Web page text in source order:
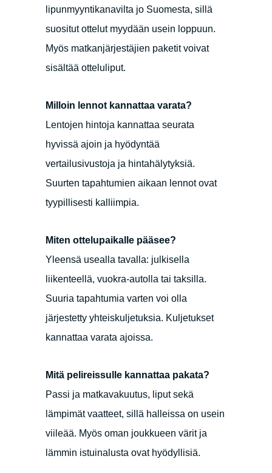
lipunmyyntikanavilta jo Suomesta, sillä
suositut ottelut myydään usein loppuun.
Myös matkanjärjestäjien paketit voivat
sisältää otteluliput.
Milloin lennot kannattaa varata?
Lentojen hintoja kannattaa seurata
hyvissä ajoin ja hyödyntää
vertailusivustoja ja hintahälytyksiä.
Suurten tapahtumien aikaan lennot ovat
tyypillisesti kalliimpia.
Miten ottelupaikalle pääsee?
Yleensä usealla tavalla: julkisella
liikenteellä, vuokra-autolla tai taksilla.
Suuria tapahtumia varten voi olla
järjestetty yhteiskuljetuksia. Kuljetukset
kannattaa varata ajoissa.
Mitä pelireissulle kannattaa pakata?
Passi ja matkavakuutus, liput sekä
lämpimät vaatteet, sillä halleissa on usein
viileää. Myös oman joukkueen värit ja
lämmin istuinalusta ovat hyödyllisiä.